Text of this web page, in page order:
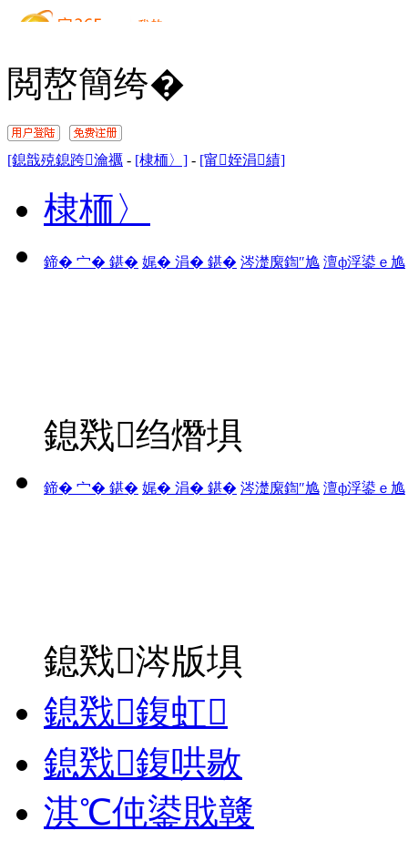
閲嶅簡绔�
[鎴戠殑鎴跨瀹禲 - [棣栭〉] - [甯姪涓績]
棣栭〉
鍗� 宀� 鍖� 娓� 涓� 鍖� 涔濋緳鍧″尯 澶ф浮鍙ｅ尯
鎴戣绉熸埧
鍗� 宀� 鍖� 娓� 涓� 鍖� 涔濋緳鍧″尯 澶ф浮鍙ｅ尯
鎴戣涔版埧
鎴戣鍑虹
鎴戣鍑哄敭
淇℃伅鍙戝竷